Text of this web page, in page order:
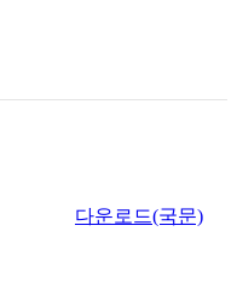
다운로드(국문)